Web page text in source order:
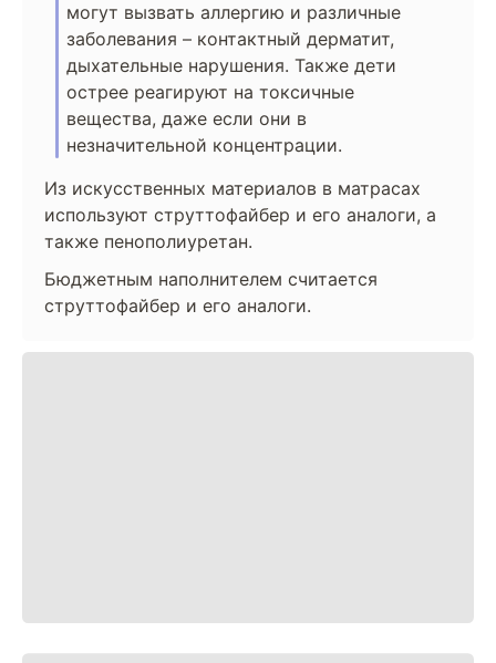
могут вызвать аллергию и различные
заболевания – контактный дерматит,
дыхательные нарушения. Также дети
острее реагируют на токсичные
вещества, даже если они в
незначительной концентрации.
Из искусственных материалов в матрасах
используют струттофайбер и его аналоги, а
также пенополиуретан.
Бюджетным наполнителем считается
струттофайбер и его аналоги.